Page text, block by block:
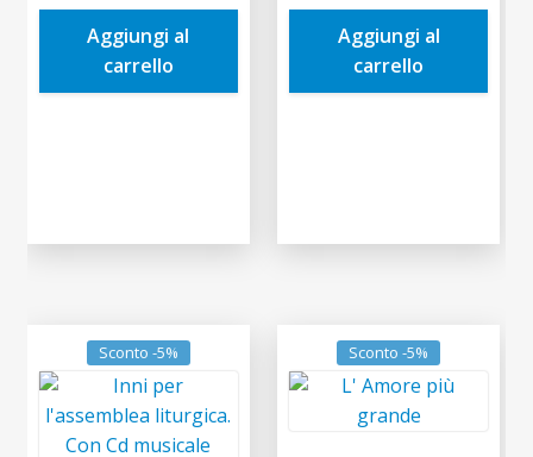
era:
12,00€.
è:
Aggiungi al
carrello
era:
12,00€.
è:
Aggiungi al
carrello
Sconto -5% Sconto -5%